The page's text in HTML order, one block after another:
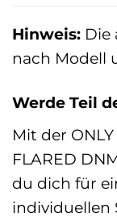
Hinweis: Die
nach Modell
Werde Teil
Mit der
FLARED
du dich für
individuellen